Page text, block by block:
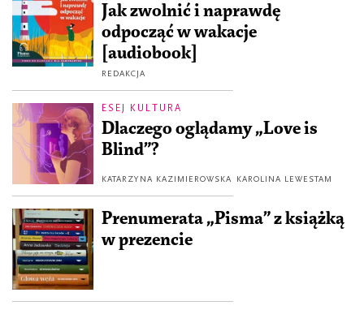
Jak zwolnić i naprawdę
odpocząć w wakacje
[audiobook]
REDAKCJA
ESEJ KULTURA
Dlaczego oglądamy „Love is
Blind”?
KATARZYNA KAZIMIEROWSKA KAROLINA LEWESTAM
Prenumerata „Pisma” z książką
w prezencie